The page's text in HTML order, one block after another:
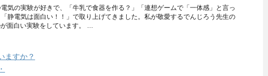
気の実験が好きで、「牛乳で食器を作る？」「連想ゲームで「一体感」と言っ
静電気は面白い！！」で取り上げてきました。私が敬愛するでんじろう先生の
面白い実験をしています。 ...
ますか？